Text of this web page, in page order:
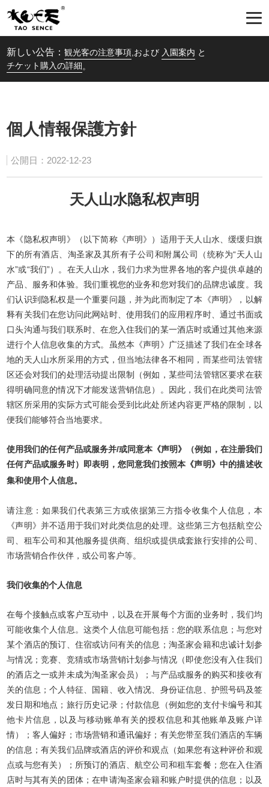
新しい公告：観光客の注意事項 ,および 入園案内 と
チケット購入の詳細。
個人情報保護方針
公開日：2022-12-23
天人山水隐私权声明
本《隐私权声明》（以下简称《声明》）适用于天人山水、缓缓归旗
下的所有酒店、淘圣家及其所有子公司和附属公司（统称为“天人山
水”或“我们”）。在天人山水，我们力求为世界各地的客户提供卓越的
产品、服务和体验。我们重视您的业务和您对我们的品牌忠诚度。我
们认识到隐私权是一个重要问题，并为此而制定了本《声明》，以解
释有关我们在您访问此网站时、使用我们的应用程序时、通过书面或
口头沟通与我们联系时、在您入住我们的某一酒店时或通过其他来源
进行个人信息收集的方式。虽然本《声明》广泛描述了我们在全球各
地的天人山水所采用的方式，但当地法律各不相同，而某些司法管辖
区还会对我们的处理活动提出限制（例如，某些司法管辖区要求在获
得明确同意的情况下才能发送营销信息）。因此，我们在此类司法管
辖区所采用的实际方式可能会受到比此处所述内容更严格的限制，以
便我们能够符合当地要求。
使用我们的任何产品或服务并/或同意本《声明》（例如，在注册我们
任何产品或服务时）即表明，您同意我们按照本《声明》中的描述收
集和使用个人信息。
请注意：如果我们代表第三方或依据第三方指令收集个人信息，本
《声明》并不适用于我们对此类信息的处理。这些第三方包括航空公
司、租车公司和其他服务提供商、组织或提供成套旅行安排的公司、
市场营销合作伙伴，或公司客户等。
我们收集的个人信息
在每个接触点或客户互动中，以及在开展每个方面的业务时，我们均
可能收集个人信息。这类个人信息可能包括：您的联系信息；与您对
某个酒店的预订、住宿或访问有关的信息；淘圣家会籍和忠诚计划参
与情况；竞赛、竞猜或市场营销计划参与情况（即使您没有入住我们
的酒店之一或并未成为淘圣家会员）；与产品或服务的购买和接收有
关的信息；个人特征、国籍、收入情况、身份证信息、护照号码及签
发日期和地点；旅行历史记录；付款信息（例如您的支付卡编号和其
他卡片信息，以及与移动账单有关的授权信息和其他账单及账户详
情）；客人偏好；市场营销和通讯偏好；有关您带至我们酒店的车辆
的信息；有关我们品牌或酒店的评价和观点（如果您有这种评价和观
点或与您有关）；所预订的酒店、航空公司和租车套餐；您在入住酒
店时与其有关的团体；在申请淘圣家会籍和账户时提供的信息；以及